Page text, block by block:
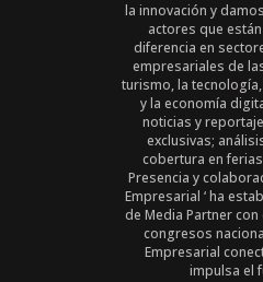
la innovación y
actores que
diferencia en
empresariales de
turismo, la
y la economía
noticias y
exclusivas;
cobertura en
Presencia y
Empresarial ‘ ha
de Media Partner
congresos
Empresarial
impulsa el